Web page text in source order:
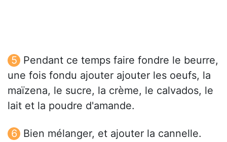
Pendant ce temps faire fondre le beurre,
une fois fondu ajouter ajouter les oeufs, la
maïzena, le sucre, la crème, le calvados, le
lait et la poudre d'amande.
Bien mélanger, et ajouter la cannelle.